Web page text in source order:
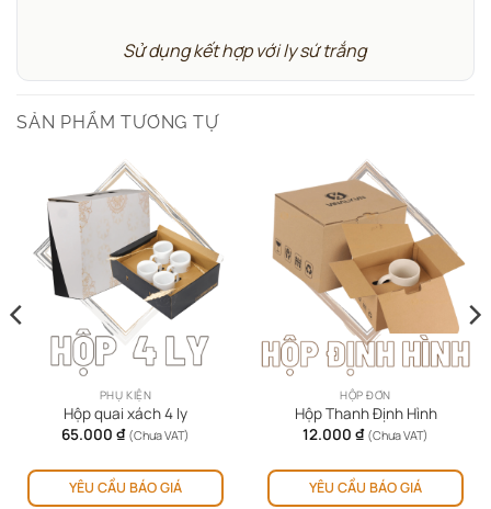
Sử dụng kết hợp với ly sứ trắng
SẢN PHẨM TƯƠNG TỰ
PHỤ KIỆN
Hộp quai xách 4 ly
65.000 ₫ (Chưa VAT)
YÊU CẦU BÁO GIÁ
HỘP ĐƠN
Hộp Thanh Định Hình
12.000 ₫ (Chưa VAT)
YÊU CẦU BÁO GIÁ